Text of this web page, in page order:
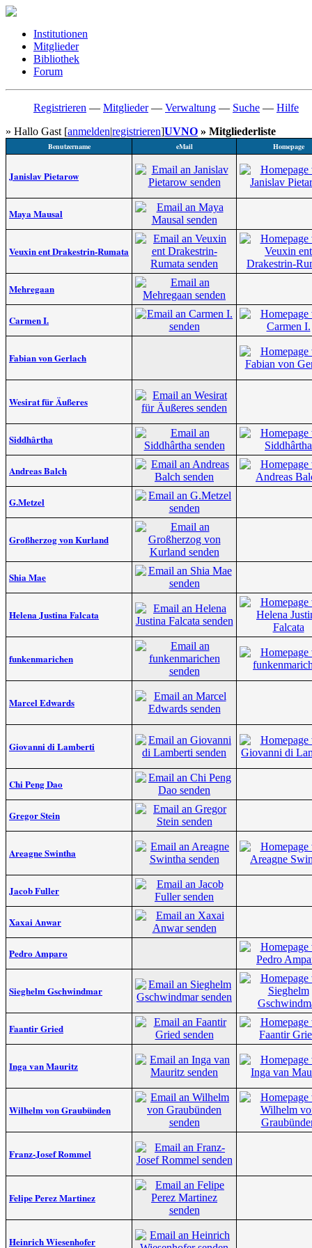
Institutionen
Mitglieder
Bibliothek
Forum
Registrieren — Mitglieder— Verwaltung — Suche — Hilfe
» Hallo Gast [anmelden|registrieren]UVNO » Mitgliederliste
Benutzername eMail Homepage
Janislav Pietarow
Maya Mausal
Veuxin ent Drakestrin-Rumata
Mehregaan
Carmen I.
Fabian von Gerlach
Wesirat für Äußeres
Siddhârtha
Andreas Balch
G.Metzel
Großherzog von Kurland
Shia Mae
Helena Justina Falcata
funkenmarichen
Marcel Edwards
Giovanni di Lamberti
Chi Peng Dao
Gregor Stein
Areagne Swintha
Jacob Fuller
Xaxai Anwar
Pedro Amparo
Sieghelm Gschwindmar
Faantir Gried
Inga van Mauritz
Wilhelm von Graubünden
Franz-Josef Rommel
Felipe Perez Martinez
Heinrich Wiesenhofer